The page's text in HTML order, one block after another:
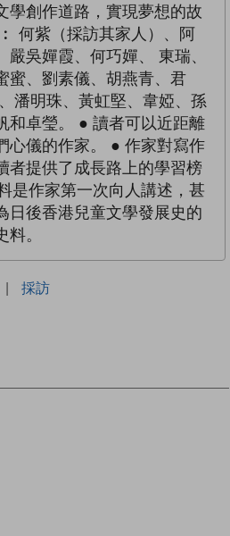
學創作道路，實現夢想的故
何紫（採訪其家人）、阿
吳嬋霞、何巧嬋、 東瑞、
蜜、劉素儀、胡燕青、君
潘明珠、黃虹堅、韋婭、孫
和卓瑩。 ● 讀者可以近距離
心儀的作家。 ● 作家對寫作
者提供了成長路上的學習榜
是作家第一次向人講述，甚
日後香港兒童文學發展史的
。
| 採訪